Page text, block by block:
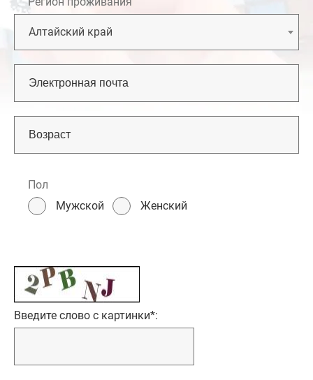
Алтайский край
Пол
Мужской
Женский
Введите слово с картинки*: